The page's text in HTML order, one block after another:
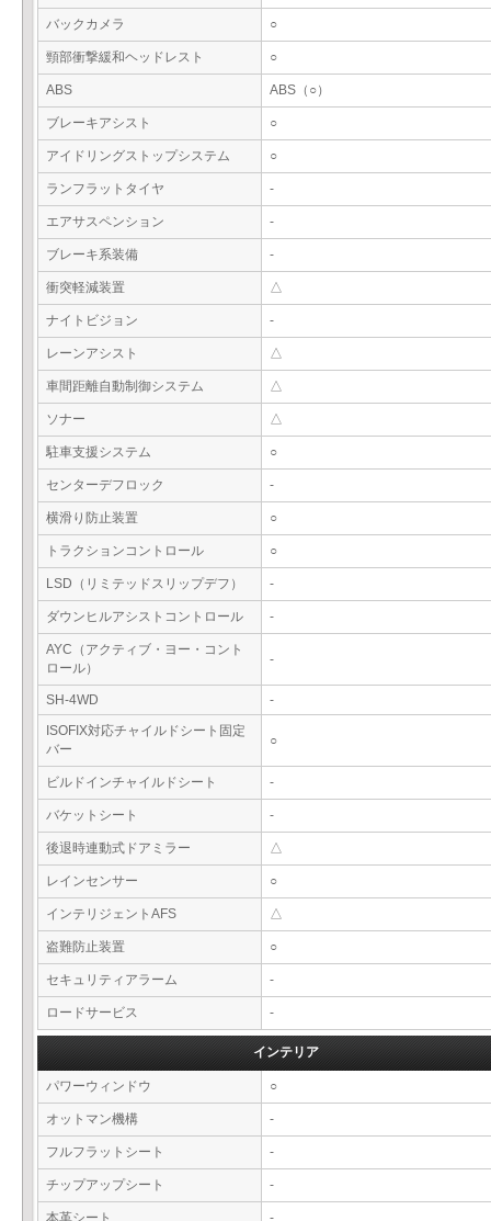
バックカメラ ○
頸部衝撃緩和ヘッドレスト ○
ABS ABS（○）
ブレーキアシスト ○
アイドリングストップシステム ○
ランフラットタイヤ -
エアサスペンション -
ブレーキ系装備 -
衝突軽減装置 △
ナイトビジョン -
レーンアシスト △
車間距離自動制御システム △
ソナー △
駐車支援システム ○
センターデフロック -
横滑り防止装置 ○
トラクションコントロール ○
LSD（リミテッドスリップデフ） -
ダウンヒルアシストコントロール -
AYC（アクティブ・ヨー・コント
ロール）
-
SH-4WD
-
ISOFIX対応チャイルドシート固定
バー
○
ビルドインチャイルドシート -
バケットシート -
後退時連動式ドアミラー △
レインセンサー ○
インテリジェントAFS △
盗難防止装置 ○
セキュリティアラーム -
ロードサービス -
インテリア
パワーウィンドウ ○
オットマン機構 -
フルフラットシート -
チップアップシート -
本革シート -